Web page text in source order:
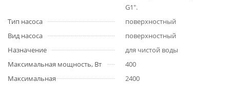
G1".
Тип насоса
поверхностный
Вид насоса
поверхностный
Назначение
для чистой воды
Максимальная мощность, Вт
400
Максимальная
2400